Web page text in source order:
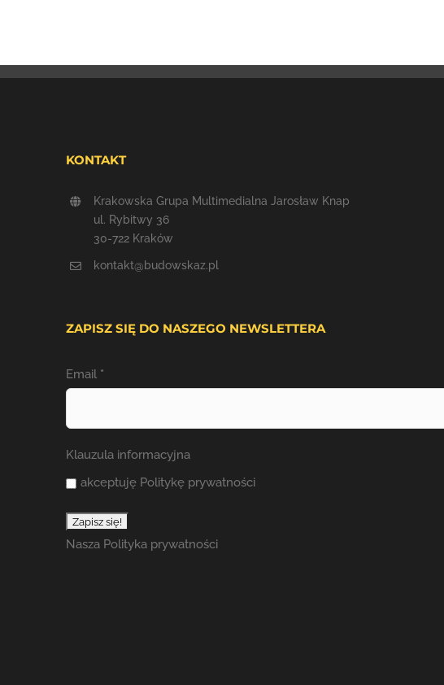
KONTAKT
Krakowska Grupa Multimedialna Jarosław Knap
ul. Rybitwy 36
30-722 Kraków
kontakt@budowskaz.pl
ZAPISZ SIĘ DO NASZEGO NEWSLETTERA
Email *
Klauzula informacyjna
akceptuję Politykę prywatności
Nasza Polityka prywatności